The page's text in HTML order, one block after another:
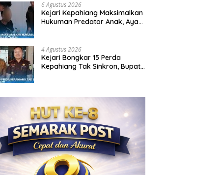
6 Agustus 2026
Kejari Kepahiang Maksimalkan
Hukuman Predator Anak, Ayah
4 Agustus 2026
Kejari Bongkar 15 Perda
Kepahiang Tak Sinkron, Bupati: